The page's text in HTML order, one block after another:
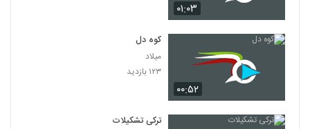
۰۱:۰۳
۰۰:۵۲
کوه دل
میلاد
۱۲۳ بازدید
ترکی تشکیلات